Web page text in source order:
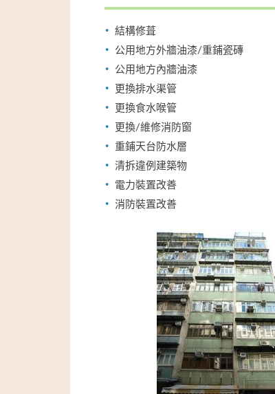
結構修葺
公用地方外牆油漆/重鋪瓷磚
公用地方內牆油漆
更換排水渠管
更換食水喉管
更換/維修消防窗
重鋪天台防水層
清拆違例建築物
電力裝置改善
消防裝置改善